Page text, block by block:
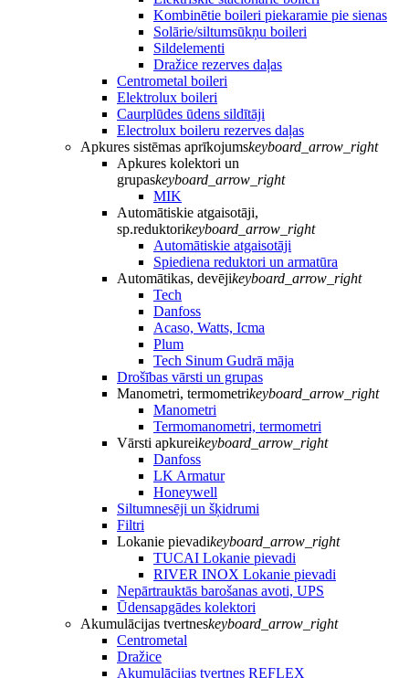
Kombinētie boileri piekaramie pie sienas
Solārie/siltumsūkņu boileri
Sildelementi
Dražice rezerves daļas
Centrometal boileri
Elektrolux boileri
Caurplūdes ūdens sildītāji
Electrolux boileru rezerves daļas
Apkures sistēmas aprīkojumskeyboard_arrow_right
Apkures kolektori un
grupaskeyboard_arrow_right
MIK
Automātiskie atgaisotāji,
sp.reduktorikeyboard_arrow_right
Automātiskie atgaisotāji
Spiediena reduktori un armatūra
Automātikas, devējikeyboard_arrow_right
Tech
Danfoss
Acaso, Watts, Icma
Plum
Tech Sinum Gudrā māja
Drošības vārsti un grupas
Manometri, termometrikeyboard_arrow_right
Manometri
Termomanometri, termometri
Vārsti apkureikeyboard_arrow_right
Danfoss
LK Armatur
Honeywell
Siltumnesēji un šķidrumi
Filtri
Lokanie pievadikeyboard_arrow_right
TUCAI Lokanie pievadi
RIVER INOX Lokanie pievadi
Nepārtrauktās barošanas avoti, UPS
Ūdensapgādes kolektori
Akumulācijas tvertneskeyboard_arrow_right
Centrometal
Dražice
Akumulācijas tvertnes REFLEX